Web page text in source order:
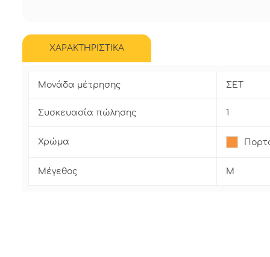
ΧΑΡΑΚΤΗΡΙΣΤΙΚΑ
Μονάδα μέτρησης ΣΕΤ
Συσκευασία πώλησης 1
Χρώμα
Μέγεθος M